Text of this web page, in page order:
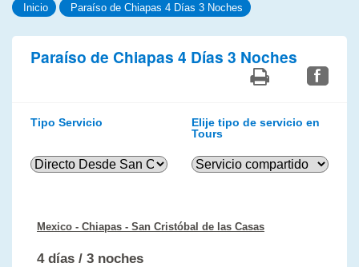
Inicio Paraíso de Chiapas 4 Días 3 Noches
Paraíso de Chiapas 4 Días 3 Noches
Tipo Servicio
Elije tipo de servicio en
Tours
Mexico - Chiapas - San Cristóbal de las Casas
4 días / 3 noches